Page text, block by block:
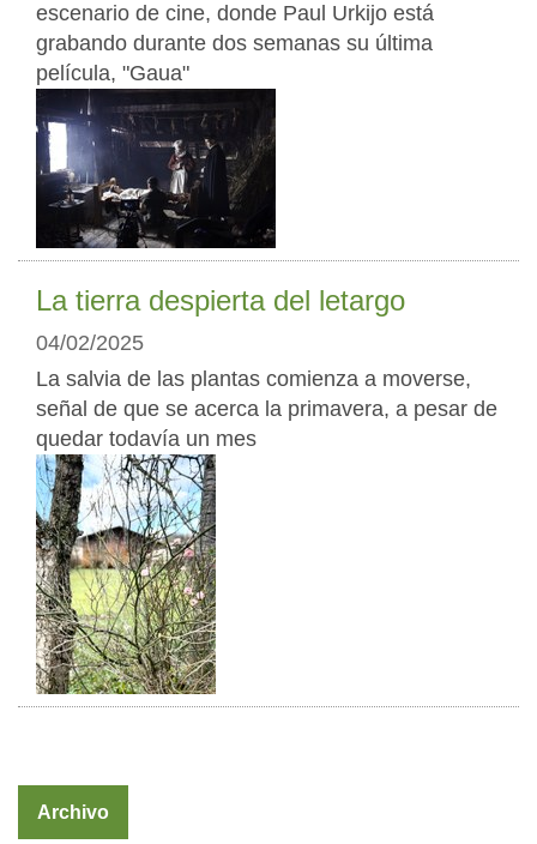
escenario de cine, donde Paul Urkijo está
grabando durante dos semanas su última
película, "Gaua"
La tierra despierta del letargo
04/02/2025
La salvia de las plantas comienza a moverse,
señal de que se acerca la primavera, a pesar de
quedar todavía un mes
Archivo